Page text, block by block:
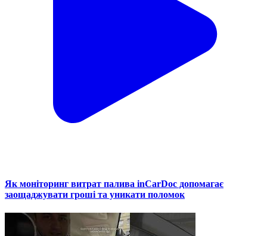
Як моніторинг витрат палива inCarDoc допомагає
заощаджувати гроші та уникати поломок